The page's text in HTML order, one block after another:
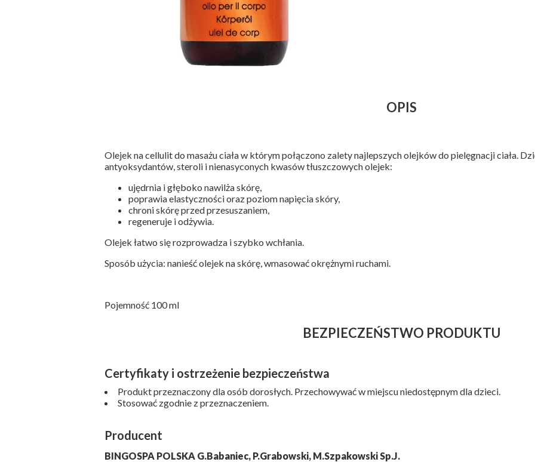
OPIS
Olejek na cellulit do masażu ciała w którym połączono zalety najlepszych olejków do pielęgnacji ciała.
antyoksydantów, steroli i nienasyconych kwasów tłuszczowych olejek:
ujędrnia i głęboko nawilża skórę,
poprawia elastyczności oraz poziom napięcia skóry,
chroni skórę przed przesuszaniem,
regeneruje i odżywia.
Olejek łatwo się rozprowadza i szybko wchłania.
Sposób użycia: nanieść olejek na skórę, wmasować okrężnymi ruchami.
Pojemność 100 ml
BEZPIECZEŃSTWO PRODUKTU
Certyfikaty i ostrzeżenie bezpieczeństwa
Produkt przeznaczony dla osób dorosłych. Przechowywać w miejscu niedostępnym dla dzieci.
Stosować zgodnie z przeznaczeniem.
Producent
BINGOSPA POLSKA G.Babaniec, P.Grabowski, M.Szpakowski Sp.J.